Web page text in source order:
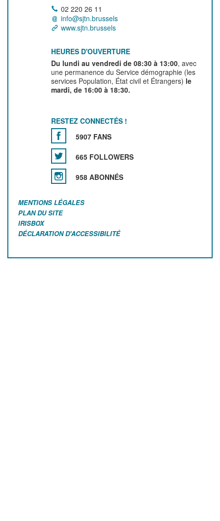
02 220 26 11
info@sjtn.brussels
www.sjtn.brussels
HEURES D'OUVERTURE
Du lundi au vendredi de 08:30 à 13:00, avec
une permanence du Service démographie (les
services Population, État civil et Étrangers) le
mardi, de 16:00 à 18:30.
RESTEZ CONNECTÉS !
5907 FANS
665 FOLLOWERS
958 ABONNÉS
MENTIONS LÉGALES
PLAN DU SITE
IRISBOX
DÉCLARATION D'ACCESSIBILITÉ